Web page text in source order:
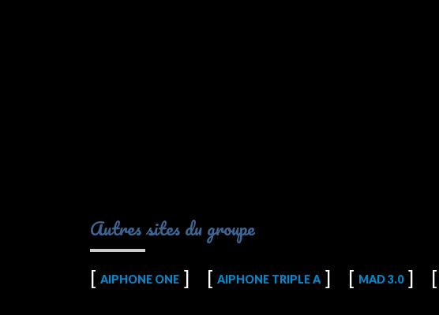
Autres sites du groupe
AIPHONE ONE AIPHONE TRIPLE A MAD 3.0